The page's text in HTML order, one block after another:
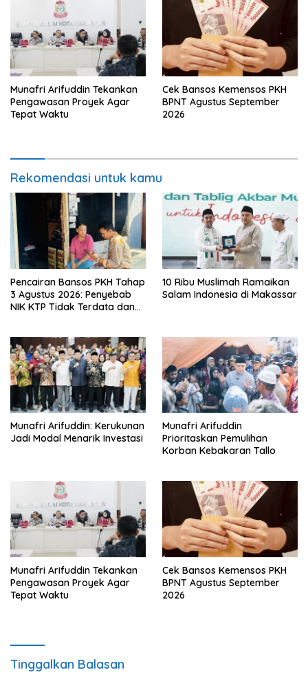
Munafri Arifuddin Tekankan
Pengawasan Proyek Agar
Tepat Waktu
Cek Bansos Kemensos PKH
BPNT Agustus September
2026
Rekomendasi untuk kamu
Pencairan Bansos PKH Tahap
3 Agustus 2026: Penyebab
NIK KTP Tidak Terdata dan
10 Ribu Muslimah Ramaikan
Salam Indonesia di Makassar
Munafri Arifuddin: Kerukunan
Jadi Modal Menarik Investasi
Munafri Arifuddin
Prioritaskan Pemulihan
Korban Kebakaran Tallo
Munafri Arifuddin Tekankan
Pengawasan Proyek Agar
Tepat Waktu
Cek Bansos Kemensos PKH
BPNT Agustus September
2026
Tinggalkan Balasan